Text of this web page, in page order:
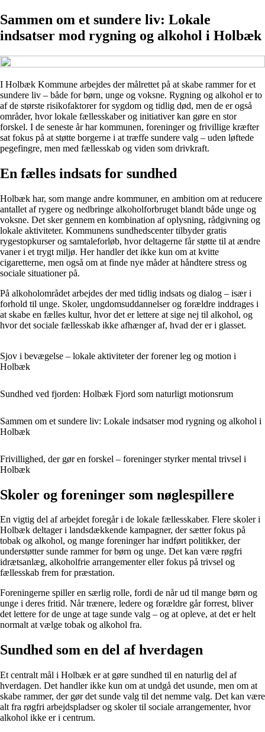
Sammen om et sundere liv: Lokale
indsatser mod rygning og alkohol i Holbæk
I Holbæk Kommune arbejdes der målrettet på at skabe rammer for et
sundere liv – både for børn, unge og voksne. Rygning og alkohol er to
af de største risikofaktorer for sygdom og tidlig død, men de er også
områder, hvor lokale fællesskaber og initiativer kan gøre en stor
forskel. I de seneste år har kommunen, foreninger og frivillige kræfter
sat fokus på at støtte borgerne i at træffe sundere valg – uden løftede
pegefingre, men med fællesskab og viden som drivkraft.
En fælles indsats for sundhed
Holbæk har, som mange andre kommuner, en ambition om at reducere
antallet af rygere og nedbringe alkoholforbruget blandt både unge og
voksne. Det sker gennem en kombination af oplysning, rådgivning og
lokale aktiviteter. Kommunens sundhedscenter tilbyder gratis
rygestopkurser og samtaleforløb, hvor deltagerne får støtte til at ændre
vaner i et trygt miljø. Her handler det ikke kun om at kvitte
cigaretterne, men også om at finde nye måder at håndtere stress og
sociale situationer på.
På alkoholområdet arbejdes der med tidlig indsats og dialog – især i
forhold til unge. Skoler, ungdomsuddannelser og forældre inddrages i
at skabe en fælles kultur, hvor det er lettere at sige nej til alkohol, og
hvor det sociale fællesskab ikke afhænger af, hvad der er i glasset.
Sjov i bevægelse – lokale aktiviteter der forener leg og motion i
Holbæk
Sundhed ved fjorden: Holbæk Fjord som naturligt motionsrum
Sammen om et sundere liv: Lokale indsatser mod rygning og alkohol i
Holbæk
Frivillighed, der gør en forskel – foreninger styrker mental trivsel i
Holbæk
Skoler og foreninger som nøglespillere
En vigtig del af arbejdet foregår i de lokale fællesskaber. Flere skoler i
Holbæk deltager i landsdækkende kampagner, der sætter fokus på
tobak og alkohol, og mange foreninger har indført politikker, der
understøtter sunde rammer for børn og unge. Det kan være røgfri
idrætsanlæg, alkoholfrie arrangementer eller fokus på trivsel og
fællesskab frem for præstation.
Foreningerne spiller en særlig rolle, fordi de når ud til mange børn og
unge i deres fritid. Når trænere, ledere og forældre går forrest, bliver
det lettere for de unge at tage sunde valg – og at opleve, at det er helt
normalt at vælge tobak og alkohol fra.
Sundhed som en del af hverdagen
Et centralt mål i Holbæk er at gøre sundhed til en naturlig del af
hverdagen. Det handler ikke kun om at undgå det usunde, men om at
skabe rammer, der gør det sunde valg til det nemme valg. Det kan være
alt fra røgfri arbejdspladser og skoler til sociale arrangementer, hvor
alkohol ikke er i centrum.